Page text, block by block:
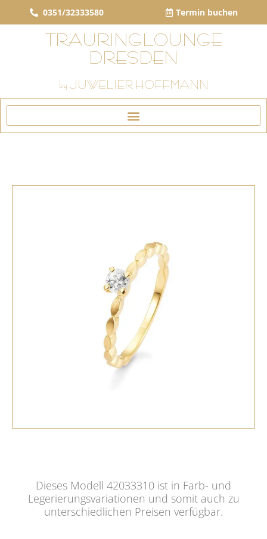
0351/32333580 Termin buchen
TRAURINGLOUNGE
DRESDEN
by JUWELIER HOFFMANN
Dieses Modell 42033310 ist in Farb- und
Legerierungsvariationen und somit auch zu
unterschiedlichen Preisen verfügbar.